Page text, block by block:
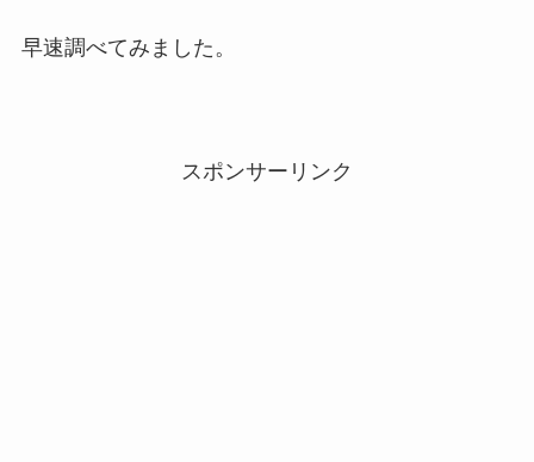
早速調べてみました。
スポンサーリンク